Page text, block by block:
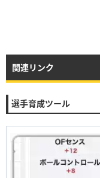
関連リンク
選手育成ツール